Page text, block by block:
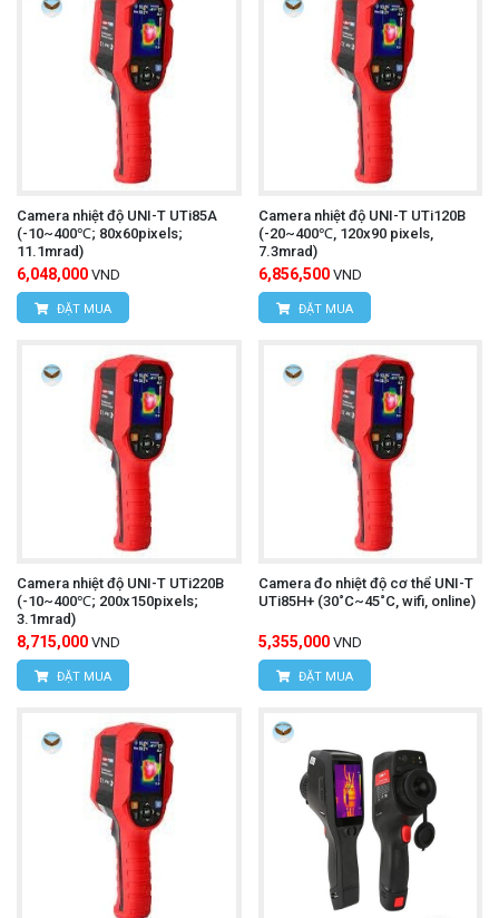
Camera nhiệt độ UNI-T UTi85A
(-10~400℃; 80x60pixels;
11.1mrad)
6,048,000 VND
ĐẶT MUA
Camera nhiệt độ UNI-T UTi120B
(-20~400℃, 120x90 pixels,
7.3mrad)
6,856,500 VND
ĐẶT MUA
Camera nhiệt độ UNI-T UTi220B
(-10~400℃; 200x150pixels;
3.1mrad)
8,715,000 VND
ĐẶT MUA
Camera đo nhiệt độ cơ thể UNI-T
UTi85H+ (30˚C~45˚C, wifi, online)
5,355,000 VND
ĐẶT MUA